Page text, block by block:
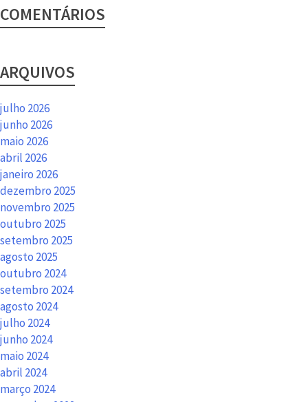
COMENTÁRIOS
ARQUIVOS
julho 2026
junho 2026
maio 2026
abril 2026
janeiro 2026
dezembro 2025
novembro 2025
outubro 2025
setembro 2025
agosto 2025
outubro 2024
setembro 2024
agosto 2024
julho 2024
junho 2024
maio 2024
abril 2024
março 2024